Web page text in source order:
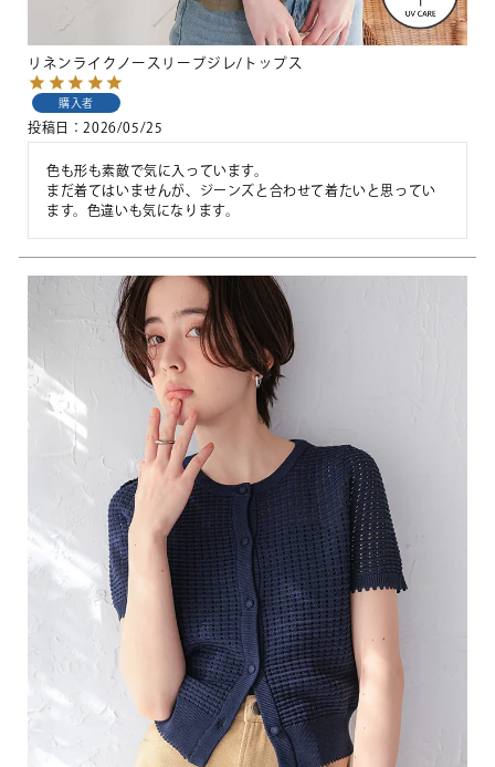
リネンライクノースリーブジレ/トップス
購入者
投稿日 2026/05/25
色も形も素敵で気に入っています。
まだ着てはいませんが、ジーンズと合わせて着たいと思ってい
ます。色違いも気になります。